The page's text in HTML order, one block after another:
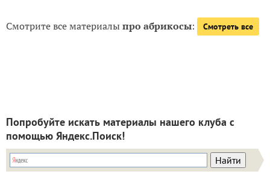
Смотрите все материалыпро абрикосы: Смотреть все
Попробуйте искать материалы нашего клуба с
помощью Яндекс.Поиск!